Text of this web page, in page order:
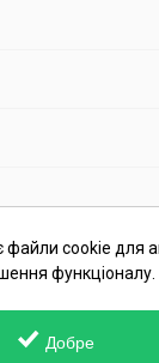
С.І., номер
06.01.2017.
cookie для
функціоналу.
Добре